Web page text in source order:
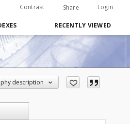
Contrast Share Login
RECENTLY VIEWED
description